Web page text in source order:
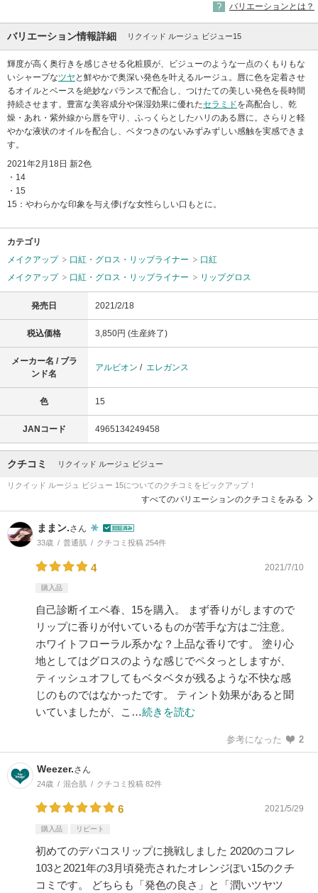
バリエーションとは？
バリエーション情報詳細 リクイッド ルージュ ビジュー15
輝度が高く奥行きを感じさせる化粧膜が、ビジューのような一点のくもりもな
いシャープなツヤ と鮮やかで奥深い発色を叶えるルージュ。唇に色を定着させ
るオイルとベースを絶妙なバランスで配合し、つけたての美しい発色を長時間
持続させます。豊富な美容成分や保湿効果に優れたセラミドを高配合し、乾
燥・あれ・紫外線から唇を守り、ふっくらとしたハリのある唇に。さらりと軽
やかな液状のオイルを配合し、ベタつきのないみずみずしい感触を実感できま
す。
2021年2月18日 新2色
・14
・15
15：やわらかな印象を与え儚げな女性らしい口もとに。
カテゴリ
メイクアップ
口紅・グロス・リップライナー
口紅
メイクアップ
口紅・グロス・リップライナー リップグロス
発売日 2021/2/18
税込価格 3,850円 (生産終了)
メーカー名 / ブラ
ンド名
アルビオン / エレガンス
色 15
JANコード 4965134249458
クチコミ リクイッド ルージュ ビジュー
リクイッド ルージュ ビジュー 15についてのクチコミをピックアップ！
すべてのバリエーションのクチコミをみる
ままン.さん
33歳 普通肌 クチコミ投稿 254件
4 2021/7/10
購入品
自己診断イエベ春、15を購入。 まず香りがしますので
リップに香りが付いているものが苦手な方はご注意。
ホワイトフローラル系かな？上品な香りです。 塗り心
地としてはグロスのような感じでペタっとしますが、
ティッシュオフしてもベタベタが残るような不快な感
じのものではなかったです。 ティント効果があると聞
いていましたが、こ…続きを読む
参考になった 2
Weezer.さん
24歳 混合肌 クチコミ投稿 82件
6 2021/5/29
購入品 リピート
初めてのデパコスリップに挑戦しました 2020のコフレ
103と2021年の3月頃発売されたオレンジぽい15のクチ
コミです。 どちらも「発色の良さ」と「潤いツヤツ